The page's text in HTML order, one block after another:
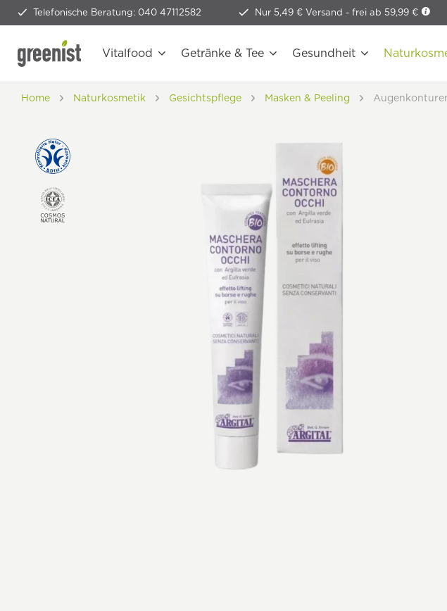
Telefonische Beratung: 040 47112582 Nur 5,49 € Versand - frei ab 59,99 €
Vitalfood Getränke & Tee Gesundheit
Home Naturkosmetik Gesichtspflege Masken & Peeling